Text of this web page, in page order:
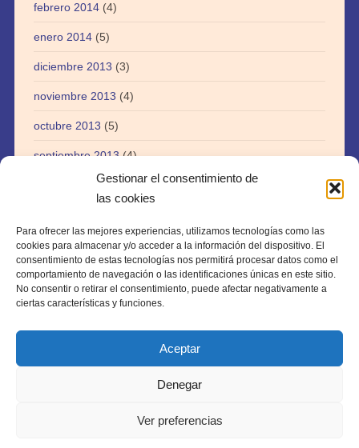
Gestionar el consentimiento de
las cookies
Para ofrecer las mejores experiencias, utilizamos tecnologías como las
cookies para almacenar y/o acceder a la información del dispositivo. El
consentimiento de estas tecnologías nos permitirá procesar datos como el
comportamiento de navegación o las identificaciones únicas en este sitio.
No consentir o retirar el consentimiento, puede afectar negativamente a
ciertas características y funciones.
Aceptar
Denegar
Ver preferencias
febrero 2014(4)
enero 2014(5)
diciembre 2013 (3)
noviembre 2013 (4)
octubre 2013 (5)
septiembre 2013(4)
(5)
abril 2013(1)
agosto 2012(1)
julio 2012(1)
Copyright © 2026 · webtiki.es